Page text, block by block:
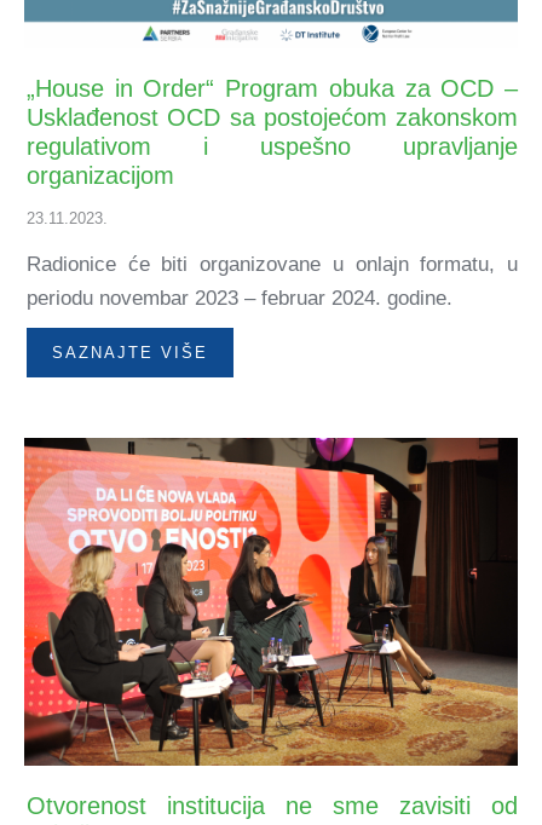
„House in Order“ Program obuka za OCD –
Usklađenost OCD sa postojećom zakonskom
regulativom i uspešno upravljanje
organizacijom
23.11.2023.
Radionice će biti organizovane u onlajn formatu, u
periodu novembar 2023 – februar 2024. godine.
SAZNAJTE VIŠE
Otvorenost institucija ne sme zavisiti od